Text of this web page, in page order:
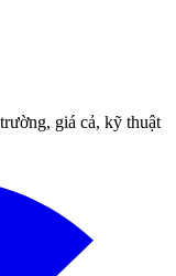
giá cả, kỹ thuật